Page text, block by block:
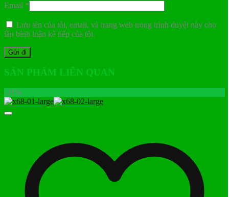
Email *
Lưu tên của tôi, email, và trang web trong trình duyệt này cho
lần bình luận kế tiếp của tôi.
SẢN PHẨM LIÊN QUAN
-31%